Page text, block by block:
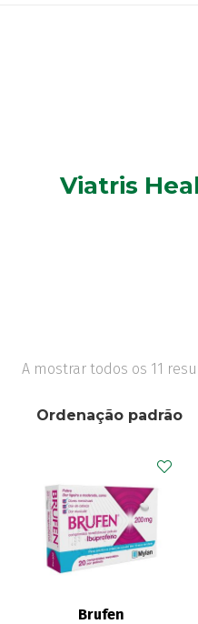
Viatris
A mostrar todos os 11
Brufen